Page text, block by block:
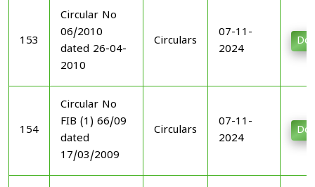
153
Circular No
06/2010
dated 26-04-
2010
Circulars
07-11-
2024
154
Circular No
FIB (1) 66/09
dated
17/03/2009
Circulars
07-11-
2024